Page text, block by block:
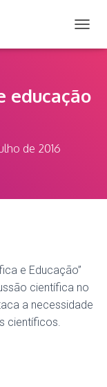
L
N
educação
de 2016
e Educação”
científica no
a necessidade
científicos.